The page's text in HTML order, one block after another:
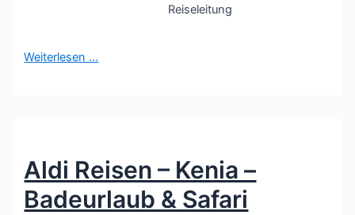
Reiseleitung
Weiterlesen …
Aldi Reisen – Kenia –
Badeurlaub & Safari